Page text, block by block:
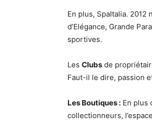
En plus, SpaItalia.
d’Elégance, Grande
sportives.
Les Clubs de
Faut-il le dire, passion
Les Boutiques : En plus
collectionneurs,